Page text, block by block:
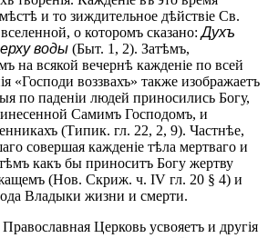
и то зиждительное дѣйствіе Св.
о которомъ сказано:Духъ
воды (Быт. 1, 2). Затѣмъ,
на всякой вечернѣ кажденіе по всей
«Господи воззвахъ» также изображаетъ
по паденіи людей приносились Богу,
Самимъ Господомъ, и
(Типик. гл. 22, 2, 9). Частнѣе,
совершая кажденіе тѣла мертваго и
какъ бы приноситъ Богу жертву
(Нов. Скриж. ч. IV гл. 20 § 4) и
Владыки жизни и смерти.
Церковь усвояетъ и другія